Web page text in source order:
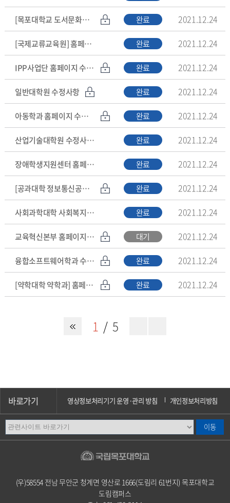
[목포대학교 도서문화연구원] 홈페이지 수정사항 완료 2021.12.24
[국제교류교육원] 홈페이지 수정사항 완료 2021.12.24
IPP사업단 홈페이지 수정사항 완료 2021.12.24
일반대학원 수정사항 완료 2021.12.24
아동학과 홈페이지 수정사항 완료 2021.12.24
산업기술대학원 수정사항 요청 완료 2021.12.24
장애학생지원센터 홈페이지 수정 완료 2021.12.24
[공과대학 정보통신공학과] 수정사항 요청 완료 2021.12.24
사회과학대학 사회복지학과 수정요청 완료 2021.12.24
교육혁신본부 홈페이지 수정 대기 2021.12.24
융합소프트웨어학과 수정사항 접수 완료 2021.12.24
[약학대학 약학과] 홈페이지 탑재 자료들 요청드립니다. 완료 2021.12.24
1 5
바로가기 영상정보처리기기 운영·관리 방침 개인정보처리방침
이메일무단수집거부 캠퍼스안내
(우)58554 전남 무안군 청계면 영산로 1666(도림리 61번지) 목포대학교
도림캠퍼스